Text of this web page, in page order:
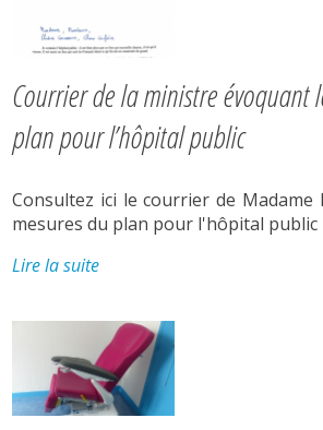
Courrier de la ministre évoquant
plan pour l’hôpital public
Consultez ici le courrier de
mesures du plan pour l'hôpital public
Lire la suite